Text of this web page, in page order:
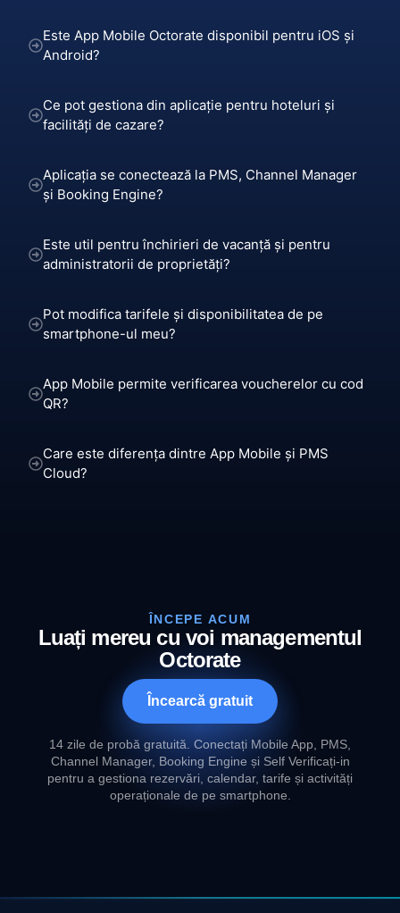
Este App Mobile Octorate disponibil pentru iOS și
Android?
Ce pot gestiona din aplicație pentru hoteluri și
facilități de cazare?
Aplicația se conectează la PMS, Channel Manager
și Booking Engine?
Este util pentru închirieri de vacanță și pentru
administratorii de proprietăți?
Pot modifica tarifele și disponibilitatea de pe
smartphone-ul meu?
App Mobile permite verificarea voucherelor cu cod
QR?
Care este diferența dintre App Mobile și PMS
Cloud?
ÎNCEPE ACUM
Luați mereu cu voi managementul
Octorate
Încearcă gratuit
14 zile de probă gratuită. Conectați Mobile App, PMS,
Channel Manager, Booking Engine și Self Verificați-in
pentru a gestiona rezervări, calendar, tarife și activități
operaționale de pe smartphone.